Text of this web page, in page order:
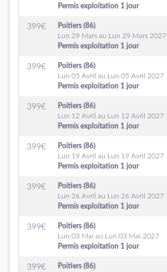
Permis exploitation 1 jour
399€
Poitiers (86)
Lun 29 Mars au Lun 29 Mars 2027
Permis exploitation 1 jour
399€
Poitiers (86)
Lun 05 Avril au Lun 05 Avril 2027
Permis exploitation 1 jour
399€
Poitiers (86)
Lun 12 Avril au Lun 12 Avril 2027
Permis exploitation 1 jour
399€
Poitiers (86)
Lun 19 Avril au Lun 19 Avril 2027
Permis exploitation 1 jour
399€
Poitiers (86)
Lun 26 Avril au Lun 26 Avril 2027
Permis exploitation 1 jour
399€
Poitiers (86)
Lun 03 Mai au Lun 03 Mai 2027
Permis exploitation 1 jour
399€
Poitiers (86)